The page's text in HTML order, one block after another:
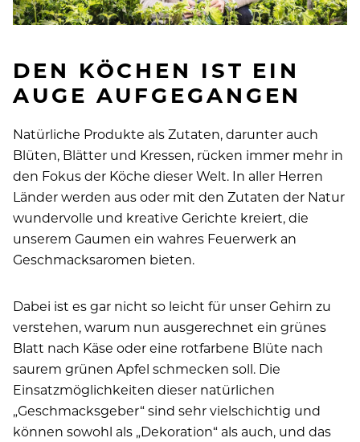
DEN KÖCHEN IST EIN
AUGE AUFGEGANGEN
Natürliche Produkte als Zutaten, da­runter auch
Blüten, Blätter und Kressen, rücken immer mehr in
den Fokus der Köche dieser Welt. In aller Herren
Länder werden aus oder mit den Zutaten der Natur
wundervolle und kreative Gerichte kreiert, die
unserem Gaumen ein wahres Feuerwerk an
Geschmacksaromen bieten.
Dabei ist es gar nicht so leicht für unser Gehirn zu
verstehen, warum nun ausgerechnet ein grünes
Blatt nach Käse oder eine rotfarbene Blüte nach
saurem grünen Apfel schmecken soll. Die
Einsatzmöglichkeiten dieser natürlichen
„Geschmacksgeber“ sind sehr vielschichtig und
können sowohl als „Dekoration“ als auch, und das